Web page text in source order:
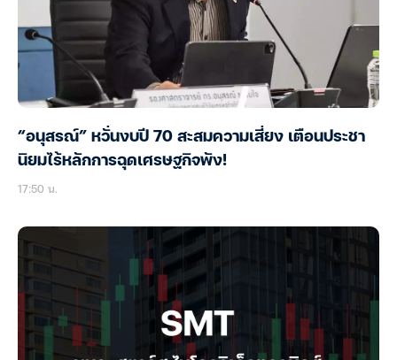
“อนุสรณ์” หวั่นงบปี 70 สะสมความเสี่ยง เตือนประชา
นิยมไร้หลักการฉุดเศรษฐกิจพัง!
17:50 น.